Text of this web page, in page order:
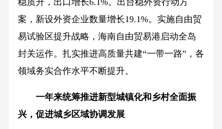
稳质升，出口增长6.1%。出台稳外资行动方
案，新设外资企业数量增长19.1%。实施自由贸
易试验区提升战略，海南自由贸易港启动全岛
封关运作。扎实推进高质量共建“一带一路”，各
领域务实合作水平不断提升。
一年来统筹推进新型城镇化和乡村全面振
兴，促进城乡区域协调发展